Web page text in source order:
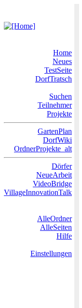
Home
Neues
TestSeite
DorfTratsch
Suchen
Teilnehmer
Projekte
GartenPlan
DorfWiki
OrdnerProjekte_alt
Dörfer
NeueArbeit
VideoBridge
VillageInnovationTalk
AlleOrdner
AlleSeiten
Hilfe
Einstellungen